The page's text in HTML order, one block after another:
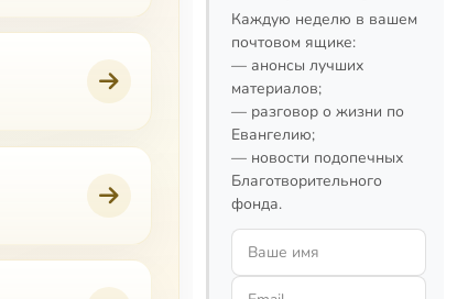
Каждую неделю в вашем
почтовом ящике:
— анонсы лучших
материалов;
— разговор о жизни по
Евангелию;
— новости подопечных
Благотворительного
фонда.